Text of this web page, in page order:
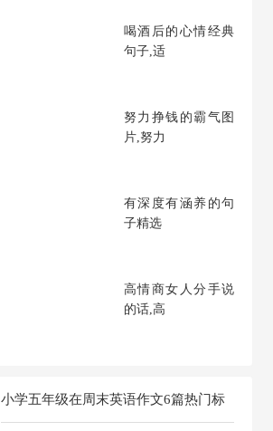
喝酒后的心情经典
句子,适
努力挣钱的霸气图
片,努力
有深度有涵养的句
子精选
高情商女人分手说
的话,高
小学五年级在周末英语作文6篇热门标